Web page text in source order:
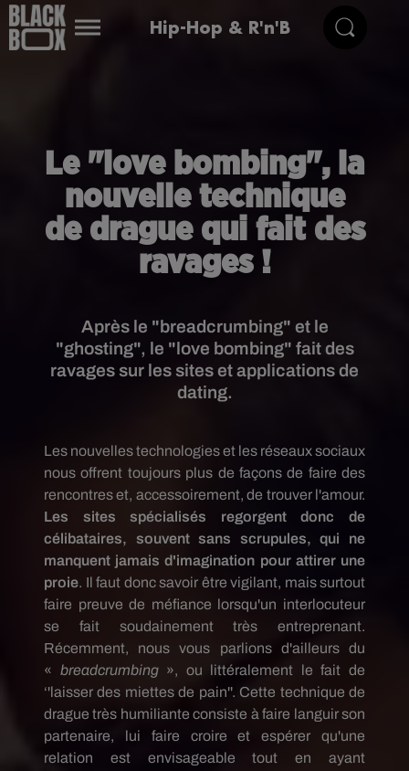
Hip-Hop & R'n'B
Le "love bombing", la
nouvelle technique
de drague qui fait des
ravages !
Après le "breadcrumbing" et le
"ghosting", le "love bombing" fait des
ravages sur les sites et applications de
dating.
Les nouvelles technologies et les réseaux sociaux
nous offrent toujours plus de façons de faire des
rencontres et, accessoirement, de trouver l'amour.
Les sites spécialisés regorgent donc de
célibataires, souvent sans scrupules, qui ne
manquent jamais d'imagination pour attirer une
proie. Il faut donc savoir être vigilant, mais surtout
faire preuve de méfiance lorsqu'un interlocuteur
se fait soudainement très entreprenant.
Récemment, nous vous parlions d'ailleurs du
« breadcrumbing», ou littéralement le fait de
‘'laisser des miettes de pain''. Cette technique de
drague très humiliante consiste à faire languir son
partenaire, lui faire croire et espérer qu'une
relation est envisageable tout en ayant